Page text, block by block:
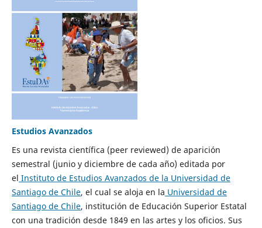
Estudios Avanzados
Es una revista científica (peer reviewed) de aparición
semestral (junio y diciembre de cada año) editada por
el Instituto de Estudios Avanzados de la Universidad de
Santiago de Chile, el cual se aloja en la Universidad de
Santiago de Chile, institución de Educación Superior Estatal
con una tradición desde 1849 en las artes y los oficios. Sus